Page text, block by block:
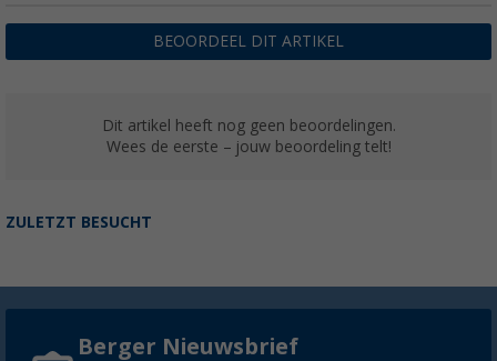
BEOORDEEL DIT ARTIKEL
Dit artikel heeft nog geen beoordelingen.
Wees de eerste – jouw beoordeling telt!
ZULETZT BESUCHT
Berger Nieuwsbrief